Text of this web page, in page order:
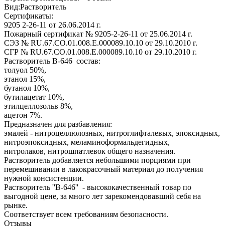
Вид:Растворитель
Сертификаты:
9205 2-26-11 от 26.06.2014 г.
Пожарный сертификат № 9205-2-26-11 от 25.06.2014 г.
СЭЗ № RU.67.СО.01.008.Е.000089.10.10 от 29.10.2010 г.
СГР № RU.67.СО.01.008.Е.000089.10.10 от 29.10.2010 г.
Растворитель В-646 состав:
толуол 50%,
этанол 15%,
бутанол 10%,
бутилацетат 10%,
этилцеллозольв 8%,
ацетон 7%.
Предназначен для разбавления:
эмалей - нитроцеллюлозных, нитроглифталевых, эпоксидных,
нитроэпоксидных, меламиноформальдегидных,
нитролаков, нитрошпатлевок общего назначения.
Растворитель добавляется небольшими порциями при
перемешивании в лакокрасочный материал до получения
нужной консистенции.
Растворитель ''В-646'' - высококачественный товар по
выгодной цене, за много лет зарекомендовавший себя на
рынке.
Соответствует всем требованиям безопасности.
Отзывы